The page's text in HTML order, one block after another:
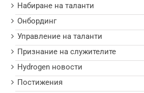
Набиране на таланти
Онбординг
Управление на таланти
Признание на служителите
Hydrogen новости
Постижения